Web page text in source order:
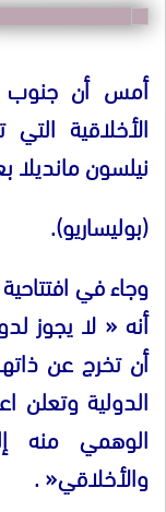
أمس أن جنوب
الأخلاقية
نيلسون مانديلا
(بوليساريو).
وجاء في
أنه« لا يجوز
أن تخرج عن
الدولية وتعلن
الوهمي منه
والأخلاقي« .